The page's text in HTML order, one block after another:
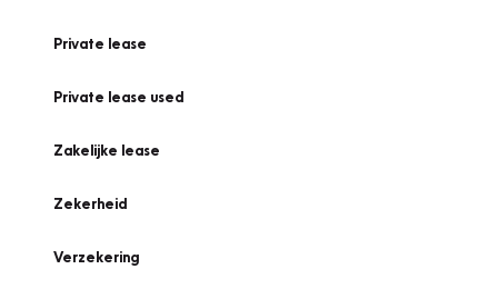
Private lease
Private lease used
Zakelijke lease
Zekerheid
Verzekering